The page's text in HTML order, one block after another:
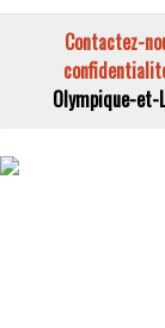
Contactez-
Olympique-et-